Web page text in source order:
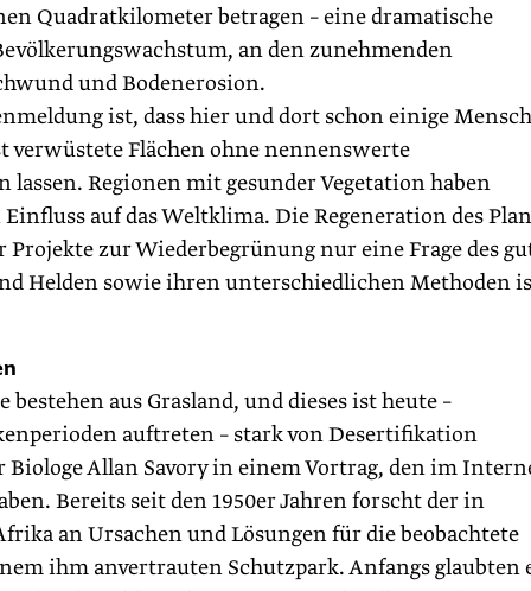
Quadratkilometer betragen – eine dramatische
an den zunehmenden
und Bodenerosion.
ist, dass hier und dort schon einige
verwüstete Flächen ohne nennenswerte
Regionen mit gesunder Vegetation haben
auf das Weltklima. Die Regeneration des
zur Wiederbegrünung nur eine Frage des
Helden sowie ihren unterschiedlichen Methoden
aus Grasland, und dieses ist heute –
auftreten – stark von Desertifikation
Allan Savory in einem Vortrag, den im
Bereits seit den 1950er Jahren forscht der in
an Ursachen und Lösungen für die beobachtete
ihm anvertrauten Schutzpark. Anfangs glaubten